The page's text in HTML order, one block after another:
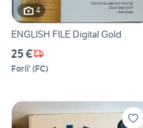
4
ENGLISH FILE Digital Gold
25 €
Forli' (FC)